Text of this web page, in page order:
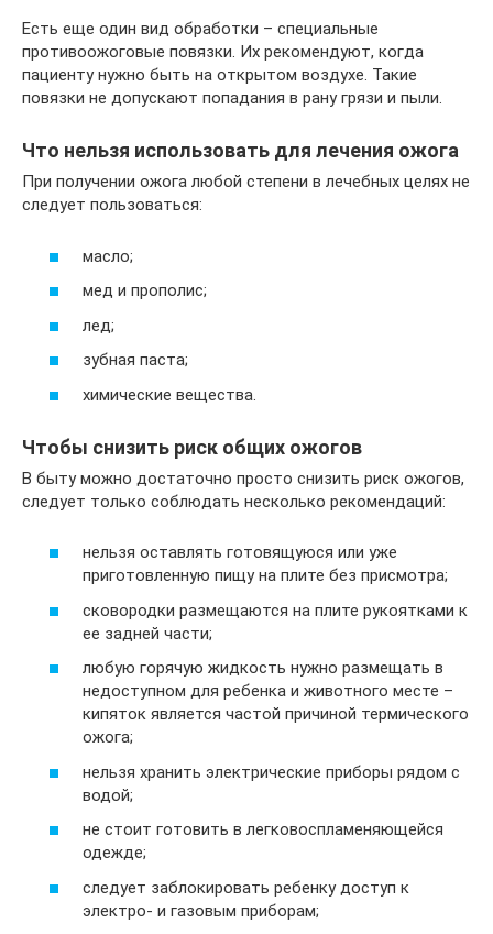
Есть еще один вид обработки – специальные
противоожоговые повязки. Их рекомендуют, когда
пациенту нужно быть на открытом воздухе. Такие
повязки не допускают попадания в рану грязи и пыли.
Что нельзя использовать для лечения ожога
При получении ожога любой степени в лечебных целях не
следует пользоваться:
масло;
мед и прополис;
лед;
зубная паста;
химические вещества.
Чтобы снизить риск общих ожогов
В быту можно достаточно просто снизить риск ожогов,
следует только соблюдать несколько рекомендаций:
нельзя оставлять готовящуюся или уже
приготовленную пищу на плите без присмотра;
сковородки размещаются на плите рукоятками к
ее задней части;
любую горячую жидкость нужно размещать в
недоступном для ребенка и животного месте –
кипяток является частой причиной термического
ожога;
нельзя хранить электрические приборы рядом с
водой;
не стоит готовить в легковоспламеняющейся
одежде;
следует заблокировать ребенку доступ к
электро- и газовым приборам;